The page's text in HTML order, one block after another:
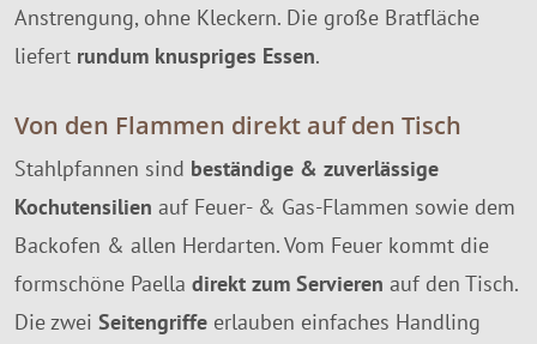
Anstrengung, ohne Kleckern. Die große Bratfläche
liefert rundum knuspriges Essen.
Von den Flammen direkt auf den Tisch
Stahlpfannen sind beständige & zuverlässige
Kochutensilien auf Feuer- & Gas-Flammen sowie dem
Backofen & allen Herdarten. Vom Feuer kommt die
formschöne Paella direkt zum Servieren auf den Tisch.
Die zwei Seitengriffe erlauben einfaches Handling